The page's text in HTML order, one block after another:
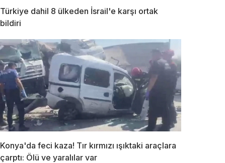
Türkiye dahil 8 ülkeden İsrail'e karşı ortak
bildiri
Konya'da feci kaza! Tır kırmızı ışıktaki araçlara
çarptı: Ölü ve yaralılar var